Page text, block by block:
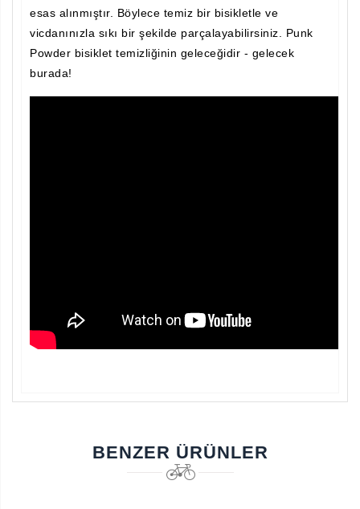
esas alınmıştır. Böylece temiz bir bisikletle ve
vicdanınızla sıkı bir şekilde parçalayabilirsiniz. Punk
Powder bisiklet temizliğinin geleceğidir - gelecek
burada!
BENZER ÜRÜNLER